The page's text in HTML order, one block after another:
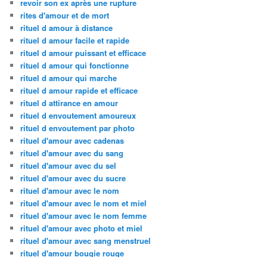
revoir son ex après une rupture
rites d'amour et de mort
rituel d amour à distance
rituel d amour facile et rapide
rituel d amour puissant et efficace
rituel d amour qui fonctionne
rituel d amour qui marche
rituel d amour rapide et efficace
rituel d attirance en amour
rituel d envoutement amoureux
rituel d envoutement par photo
rituel d'amour avec cadenas
rituel d'amour avec du sang
rituel d'amour avec du sel
rituel d'amour avec du sucre
rituel d'amour avec le nom
rituel d'amour avec le nom et miel
rituel d'amour avec le nom femme
rituel d'amour avec photo et miel
rituel d'amour avec sang menstruel
rituel d'amour bougie rouge